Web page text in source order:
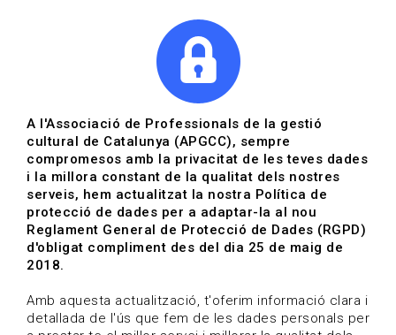
Actualitza't
Vols estar al dia?
HOME / BLOG
Estigues al dia
A l'Associació de Professionals de la gestió
cultural de Catalunya (APGCC), sempre
compromesos amb la privacitat de les teves dades
i la millora constant de la qualitat dels nostres
serveis, hem actualitzat la nostra Política de
protecció de dades per a adaptar-la al nou
Reglament General de Protecció de Dades (RGPD)
d'obligat compliment des del dia 25 de maig de
2018.
Amb aquesta actualització, t'oferim informació clara i
detallada de l'ús que fem de les dades personals per